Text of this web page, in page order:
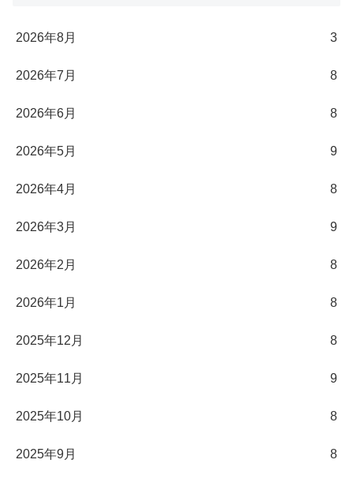
2026年8月 3
2026年7月 8
2026年6月 8
2026年5月 9
2026年4月 8
2026年3月 9
2026年2月 8
2026年1月 8
2025年12月 8
2025年11月 9
2025年10月 8
2025年9月 8